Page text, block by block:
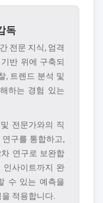
독
전문 지식, 엄격
반 위에 구축되
, 트렌드 분석 및
하는 경험 있는
전문가와의 직
구를 통합하고,
연구로 보완합
인사이트까지 완
수 있는 예측을
적용합니다.